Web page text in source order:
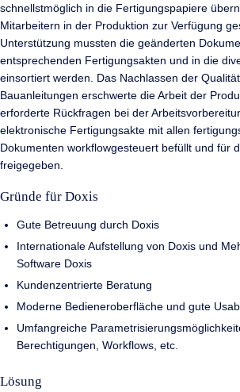
schnellstmöglich in die Fertigungspapiere
Mitarbeitern in der Produktion zur Verfügung
Unterstützung mussten die geänderten
entsprechenden Fertigungsakten und in die
einsortiert werden. Das Nachlassen der
Bauanleitungen erschwerte die Arbeit der
erforderte Rückfragen bei der
elektronische Fertigungsakte mit allen
Dokumenten workflowgesteuert befüllt und für
freigegeben.
Gründe für Doxis
Gute Betreuung durch Doxis
Internationale Aufstellung von Doxis und
Software Doxis
Kundenzentrierte Beratung
Moderne Bedieneroberfläche und gute
Umfangreiche
Berechtigungen, Workflows, etc.
Lösung